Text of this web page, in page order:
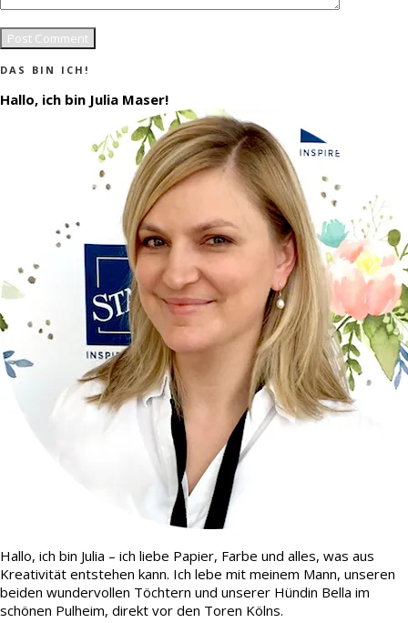
DAS BIN ICH!
Hallo, ich bin Julia Maser!
Hallo, ich bin Julia – ich liebe Papier, Farbe und alles, was aus
Kreativität entstehen kann. Ich lebe mit meinem Mann, unseren
beiden wundervollen Töchtern und unserer Hündin Bella im
schönen Pulheim, direkt vor den Toren Kölns.